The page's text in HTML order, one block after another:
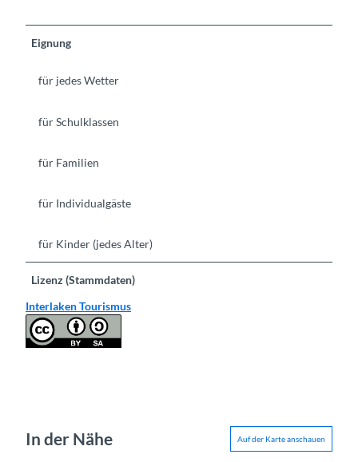
Eignung
für jedes Wetter
für Schulklassen
für Familien
für Individualgäste
für Kinder (jedes Alter)
Lizenz (Stammdaten)
Interlaken Tourismus
In der Nähe Auf der Karte anschauen